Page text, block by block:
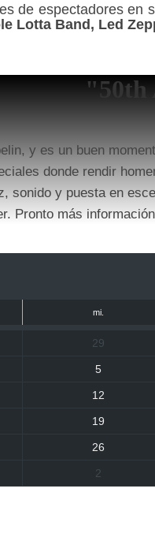
de espectadores
Lotta Band, Led
"50th
y es un buen
donde rendir
sonido y puesta en
Pronto más
mi.
29
5
12
19
26
2